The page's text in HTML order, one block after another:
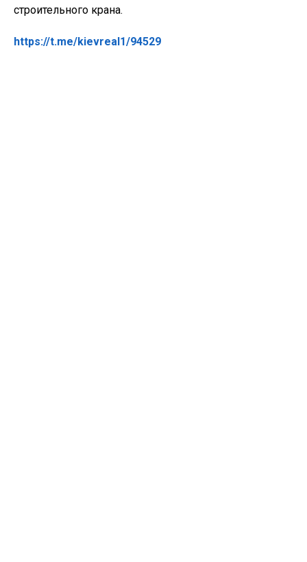
строительного крана.
https://t.me/kievreal1/94529